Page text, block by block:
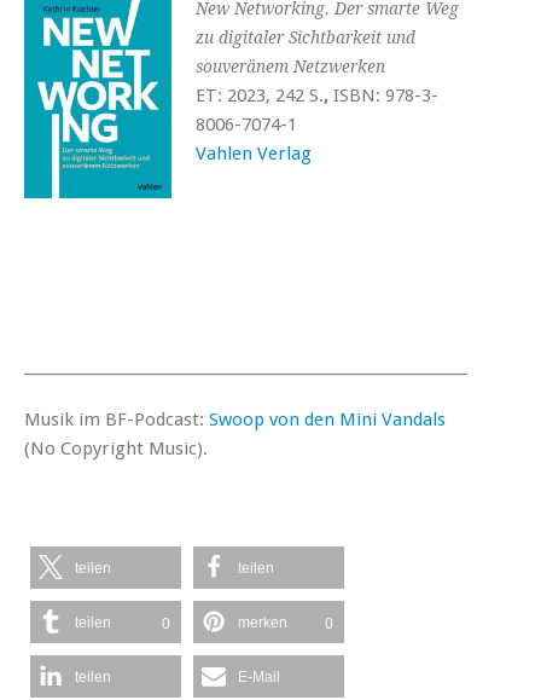
New Networking. Der smarte Weg
zu digitaler Sichtbarkeit und
souveränem Netzwerken
ET: 2023, 242 S., ISBN: 978-3-
8006-7074-1
Vahlen Verlag
Musik im BF-Podcast: Swoop von den Mini Vandals
(No Copyright Music).
teilen teilen
teilen 0 merken 0
teilen E-Mail